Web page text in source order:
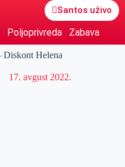
Santos uživo
Poljoprivreda Zabava
Diskont Helena
17. avgust 2022.